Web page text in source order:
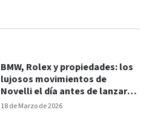
18 de Marzo de 2026
BMW, Rolex y propiedades: los
lujosos movimientos de
Novelli el día antes de lanzar
$LIBRA